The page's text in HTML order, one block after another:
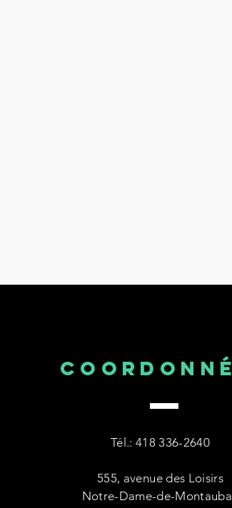
Tél.: 418 336-2640
555, avenue des Loisirs
Notre-Dame-de-